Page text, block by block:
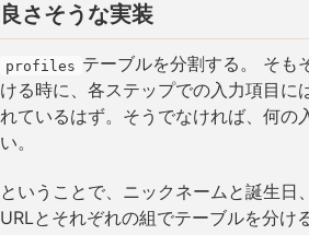
良さそうな実装
profiles テーブルを分割する。 そも
ける時に、各ステップでの入力項目に
れているはず。そうでなければ、何の
い。
ということで、ニックネームと誕生日、
URLとそれぞれの組でテーブルを分ける